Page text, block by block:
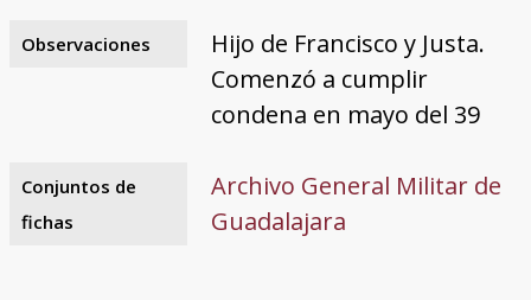
Observaciones
Hijo de Francisco y Justa.
Comenzó a cumplir
condena en mayo del 39
Conjuntos de
fichas
Archivo General Militar de
Guadalajara